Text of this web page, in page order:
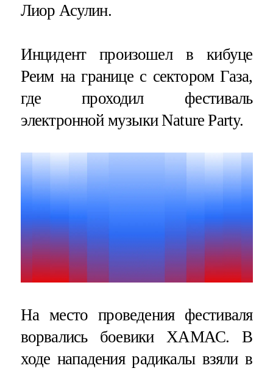
Лиор Асулин.
Инцидент произошел в кибуце
Реим на границе с сектором Газа,
где проходил фестиваль
электронной музыки Nature Party.
На место проведения фестиваля
ворвались боевики ХАМАС. В
ходе нападения радикалы взяли в